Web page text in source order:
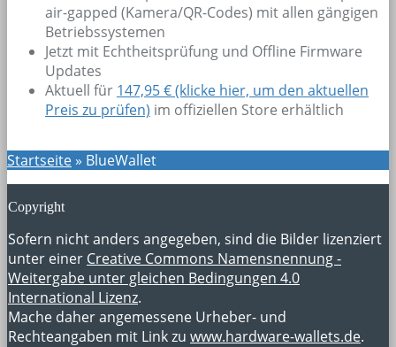
air-gapped (Kamera/QR-Codes) mit allen gängigen
Betriebssystemen
Jetzt mit Echtheitsprüfung und Offline Firmware
Updates
Aktuell für 147,95 € (klicke hier, um den aktuellen
Preis zu prüfen) im offiziellen Store erhältlich
Startseite» BlueWallet
Copyright
Sofern nicht anders angegeben, sind die Bilder lizenziert
unter einer Creative Commons Namensnennung -
Weitergabe unter gleichen Bedingungen 4.0
International Lizenz.
Mache daher angemessene Urheber- und
Rechteangaben mit Link zu www.hardware-wallets.de.